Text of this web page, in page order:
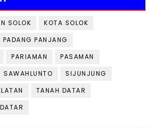
SOLOK
KOTA SOLOK
PADANG PANJANG
PARIAMAN
PASAMAN
SAWAHLUNTO
SIJUNJUNG
TANAH DATAR